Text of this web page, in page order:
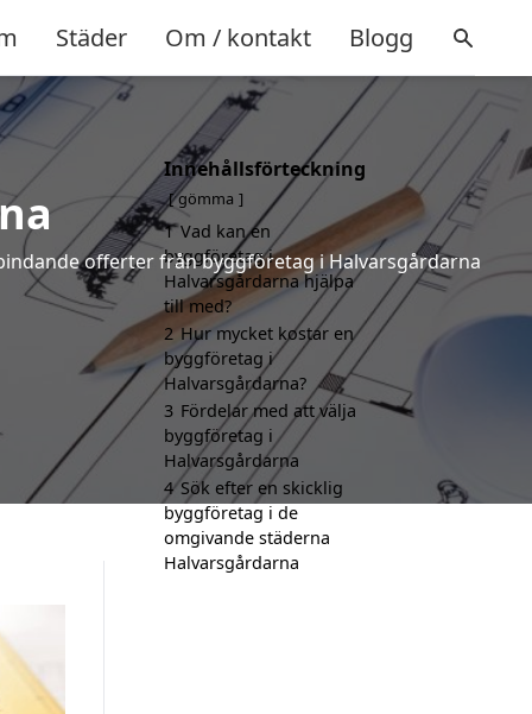
Städer Om / kontakt Blogg
offerter från byggföretag i Halvarsgårdarna
Innehållsförteckning
gömma
1 Vad kan en
byggföretag i
Halvarsgårdarna hjälpa
till med?
2 Hur mycket kostar en
byggföretag i
Halvarsgårdarna?
3 Fördelar med att välja
byggföretag i
Halvarsgårdarna
4 Sök efter en skicklig
byggföretag i de
omgivande städerna
Halvarsgårdarna